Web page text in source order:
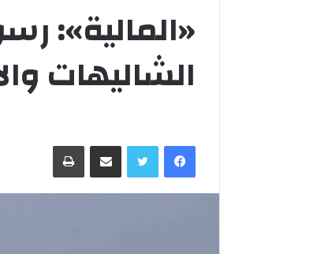
«المالية»:
الشاليهات
فيسبوكتويتر مشاركة عبر البريد طباعة